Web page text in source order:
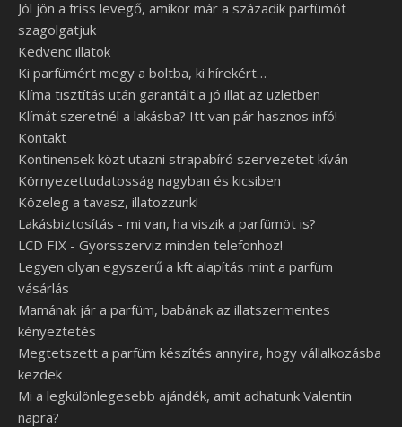
Jól jön a friss levegő, amikor már a századik parfümöt
szagolgatjuk
Kedvenc illatok
Ki parfümért megy a boltba, ki hírekért…
Klíma tisztítás után garantált a jó illat az üzletben
Klímát szeretnél a lakásba? Itt van pár hasznos infó!
Kontakt
Kontinensek közt utazni strapabíró szervezetet kíván
Környezettudatosság nagyban és kicsiben
Közeleg a tavasz, illatozzunk!
Lakásbiztosítás - mi van, ha viszik a parfümöt is?
LCD FIX - Gyorsszerviz minden telefonhoz!
Legyen olyan egyszerű a kft alapítás mint a parfüm
vásárlás
Mamának jár a parfüm, babának az illatszermentes
kényeztetés
Megtetszett a parfüm készítés annyira, hogy vállalkozásba
kezdek
Mi a legkülönlegesebb ajándék, amit adhatunk Valentin
napra?